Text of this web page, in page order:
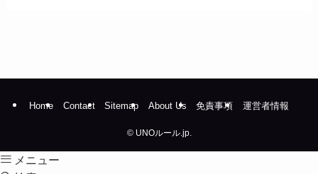
Home Contact Sitemap About Us 免責事項 運営者情報
©UNOルール.jp.
メニュー